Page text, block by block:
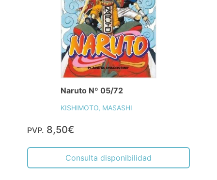
Naruto Nº 05/72
KISHIMOTO, MASASHI
PVP. 8,50€
Consulta disponibilidad